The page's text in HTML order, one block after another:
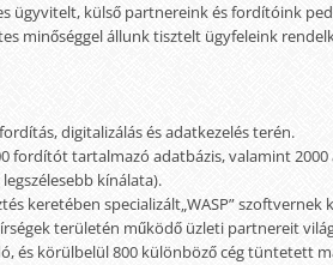
ügyvitelt, külső partnereink és fordítóink
minőséggel állunk tisztelt ügyfeleink
digitalizálás és adatkezelés terén.
fordítót tartalmazó adatbázis, valamint
kínálata).
keretében specializált„WASP” szoftvernek
területén működő üzleti partnereit
és körülbelül 800 különböző cég tüntetett